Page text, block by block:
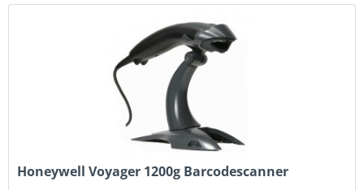
Honeywell Voyager 1200g Barcodescanner